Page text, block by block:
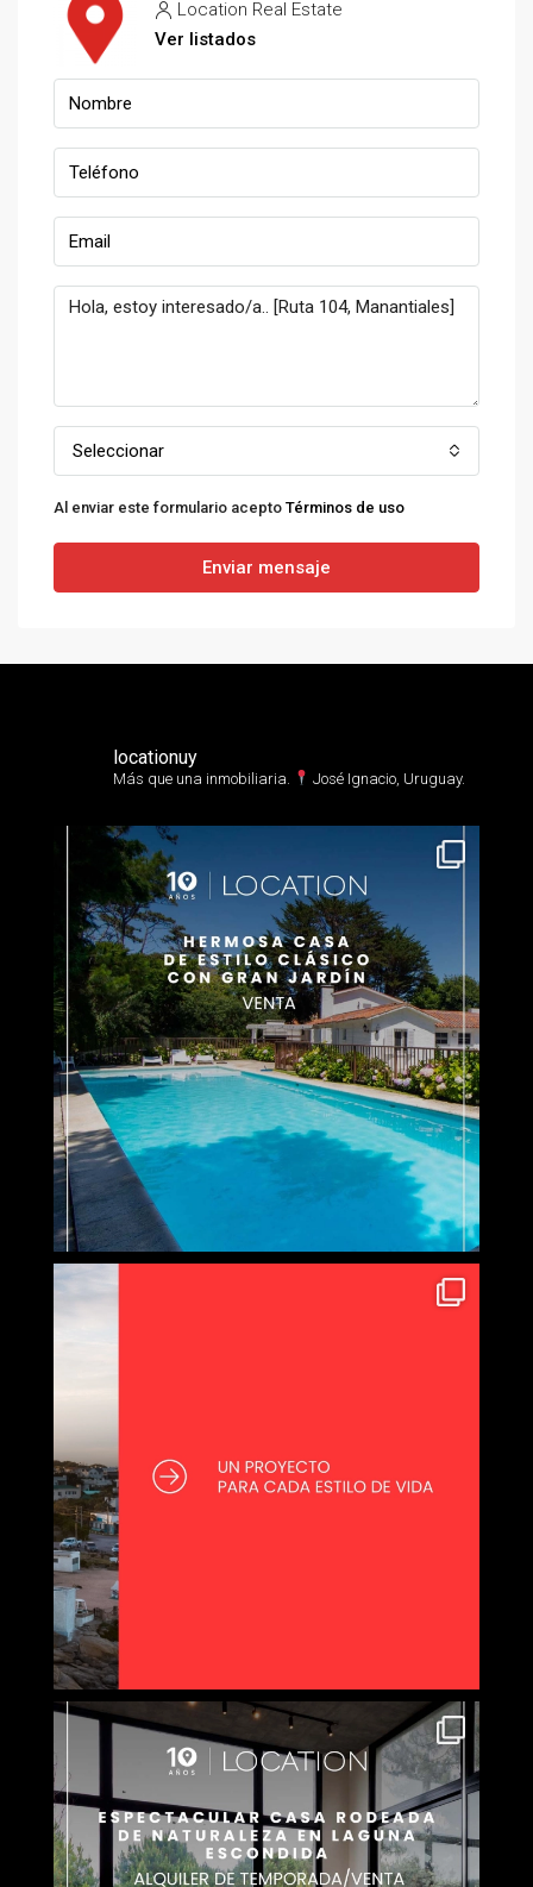
Location Real Estate
Ver listados
Seleccionar
Al enviar este formulario acepto Términos de uso
Enviar mensaje
locationuy
Más que una inmobiliaria.⁣ José Ignacio, Uruguay.